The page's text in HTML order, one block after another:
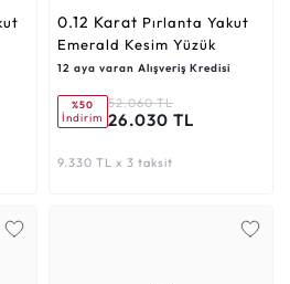
0.12 Karat
Emerald Kesim Yüzük
12 aya varan Alışveriş Kredisi
%50
İndirim
52.060 TL
26.030 TL
9.330 TL x 3 taksit